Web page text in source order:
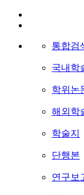
통합검
국내학
학위논
해외학
학술지
단행본
연구보